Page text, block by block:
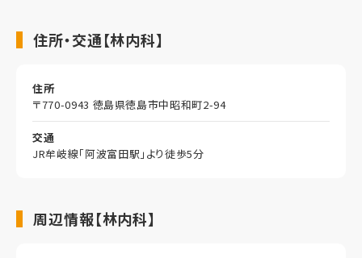
住所・交通【林内科】
住所
〒770-0943 徳島県徳島市中昭和町2-94
交通
JR牟岐線「阿波富田駅」より徒歩5分
周辺情報【林内科】